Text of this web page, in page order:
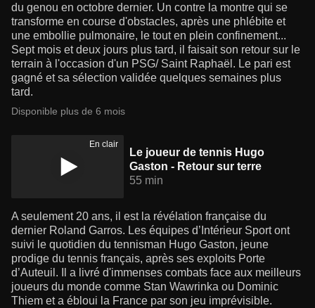
du genou en octobre dernier. Un contre la montre qui se
transforme en course d'obstacles, après une phlébite et
une embollie pulmonaire, le tout en plein confinement...
Sept mois et deux jours plus tard, il faisait son retour sur le
terrain à l'occasion d'un PSG/ Saint Raphaël. Le pari est
gagné et sa sélection validée quelques semaines plus
tard.
Disponible plus de 6 mois
En clair
Le joueur de tennis Hugo
Gaston - Retour sur terre
55 min
A seulement 20 ans, il est la révélation française du
dernier Roland Garros. Les équipes d’Intérieur Sport ont
suivi le quotidien du tennisman Hugo Gaston, jeune
prodige du tennis français, après ses exploits Porte
d’Auteuil. Il a livré d'immenses combats face aux meilleurs
joueurs du monde comme Stan Wawrinka ou Dominic
Thiem et a ébloui la France par son jeu imprévisible.